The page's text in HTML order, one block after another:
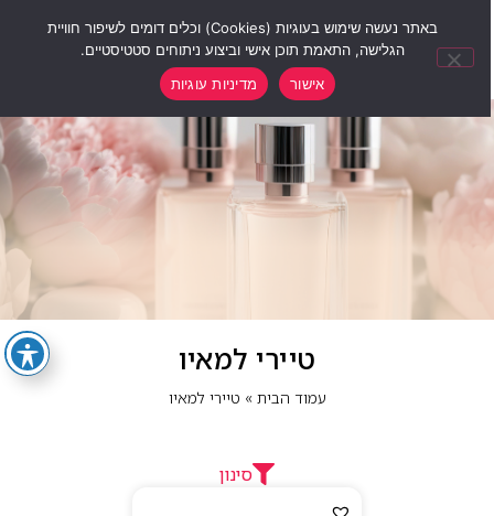
טיירי למאיו
עמוד הבית» טיירי למאיו
סינון
באתר נעשה שימוש בעוגיות (Cookies) וכלים דומים לשיפור חוויית
הגלישה, התאמת תוכן אישי וביצוע ניתוחים סטטיסטיים.
אישור
מדיניות עוגיות